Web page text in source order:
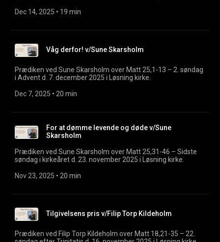
Dec 14, 2025 • 19 min
Våg derfor! v/Sune Skarsholm
Prædiken ved Sune Skarsholm over Matt 25,1-13 – 2. søndag
i Advent d. 7. december 2025 i Løsning kirke.
Dec 7, 2025 • 20 min
For at dømme levende og døde v/Sune
Skarsholm
Prædiken ved Sune Skarsholm over Matt 25,31-46 – Sidste
søndag i kirkeåret d. 23. november 2025 i Løsning kirke.
Nov 23, 2025 • 20 min
Tilgivelsens pris v/Filip Torp Kildeholm
Prædiken ved Filip Torp Kildeholm over Matt 18,21-35 – 22.